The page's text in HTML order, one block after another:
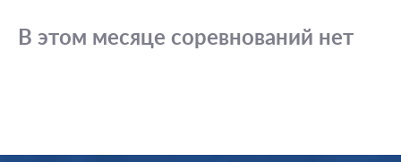
В этом месяце соревнований нет